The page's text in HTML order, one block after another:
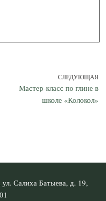
СЛЕДУЮЩАЯ
Мастер-класс по глине в
школе «Колокол»
Салиха Батыева, д. 19,